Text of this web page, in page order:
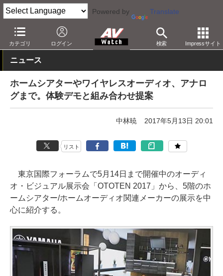
Powered by Translate
カテゴリ ログイン 検索 Impressサイト
AV Watch イベント 2017
ニュース
ホームシアターやワイヤレスオーディオ、アナロ
グまで。体験デモと組み合わせ提案
中林暁 2017年5月13日 20:01
リスト
東京国際フォーラムで5月14日まで開催中のオーディ
オ・ビジュアル展示会「OTOTEN 2017」から、5階のホ
ームシアター/ホームオーディオ関連メーカーの展示を中
心に紹介する。